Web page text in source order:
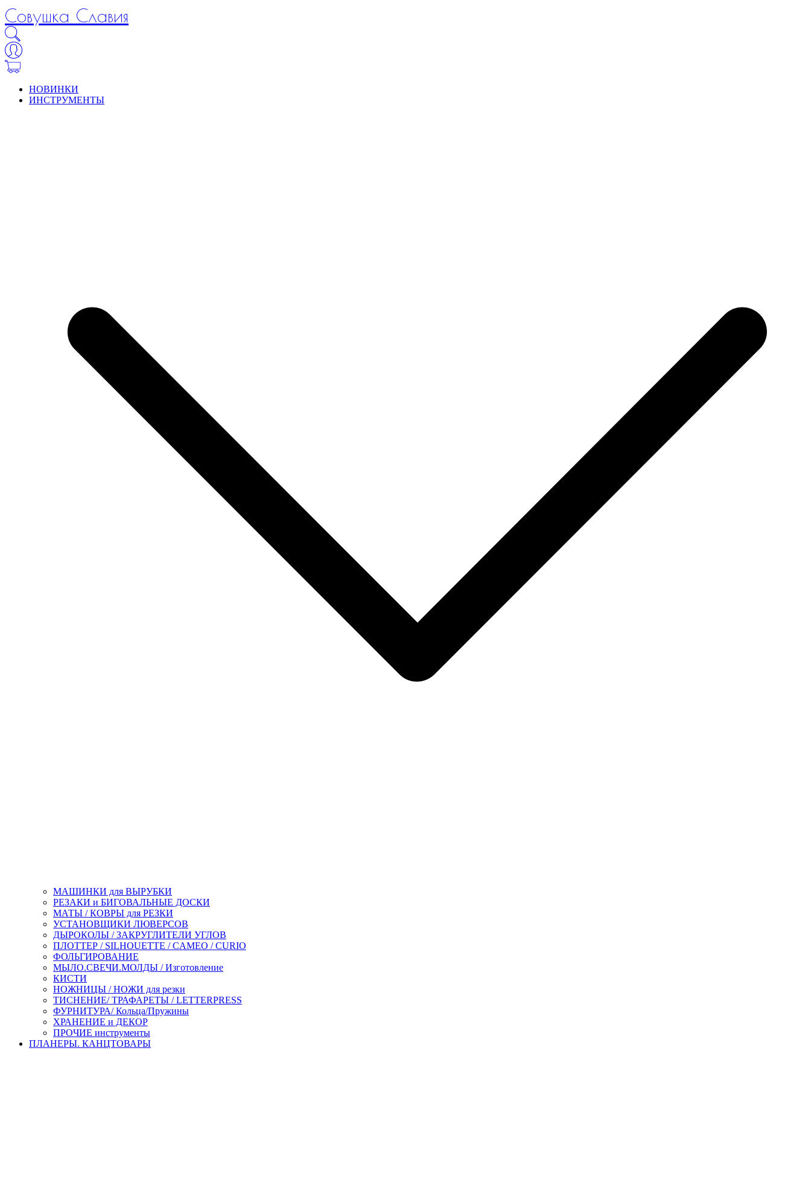
Совушка Славия
НОВИНКИ
ИНСТРУМЕНТЫ
МАШИНКИ для ВЫРУБКИ
РЕЗАКИ и БИГОВАЛЬНЫЕ ДОСКИ
МАТЫ / КОВРЫ для РЕЗКИ
УСТАНОВЩИКИ ЛЮВЕРСОВ
ДЫРОКОЛЫ / ЗАКРУГЛИТЕЛИ УГЛОВ
ПЛОТТЕР / SILHOUETTE / CAMEO / CURIO
ФОЛЬГИРОВАНИЕ
МЫЛО.СВЕЧИ.МОЛДЫ / Изготовление
КИСТИ
НОЖНИЦЫ / НОЖИ для резки
ТИСНЕНИЕ/ ТРАФАРЕТЫ / LETTERPRESS
ФУРНИТУРА/ Кольца/Пружины
ХРАНЕНИЕ и ДЕКОР
ПРОЧИЕ инструменты
ПЛАНЕРЫ. КАНЦТОВАРЫ